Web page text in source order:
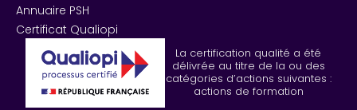
Annuaire PSH
Certificat Qualiopi
La certification qualité a été
délivrée au titre de la ou des
catégories d’actions suivantes :
actions de formation